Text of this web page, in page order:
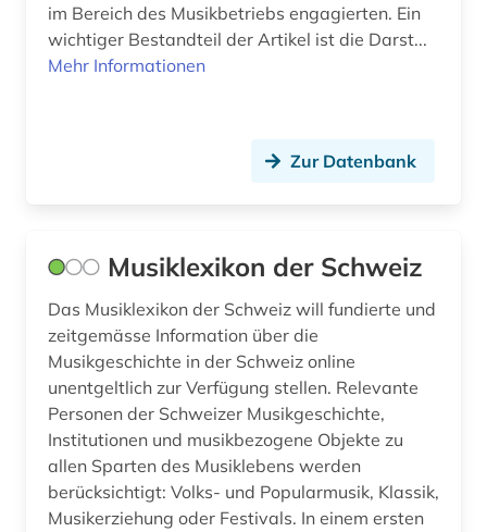
unternehmen (1)
unternehmer (2)
verzeichnis (1)
wagner-forschung (1)
weibliche politisch verfolgte (1)
weltgeschichte (1)
werke (2)
werkverzeichnis (6)
im Bereich des Musikbetriebs engagierten. Ein
wichtiger Bestandteil der Artikel ist die Darst...
Mehr Informationen
Zur Datenbank
Musiklexikon der Schweiz
Das Musiklexikon der Schweiz will fundierte und
zeitgemässe Information über die
Musikgeschichte in der Schweiz online
unentgeltlich zur Verfügung stellen. Relevante
Personen der Schweizer Musikgeschichte,
Institutionen und musikbezogene Objekte zu
allen Sparten des Musiklebens werden
berücksichtigt: Volks- und Popularmusik, Klassik,
Musikerziehung oder Festivals. In einem ersten